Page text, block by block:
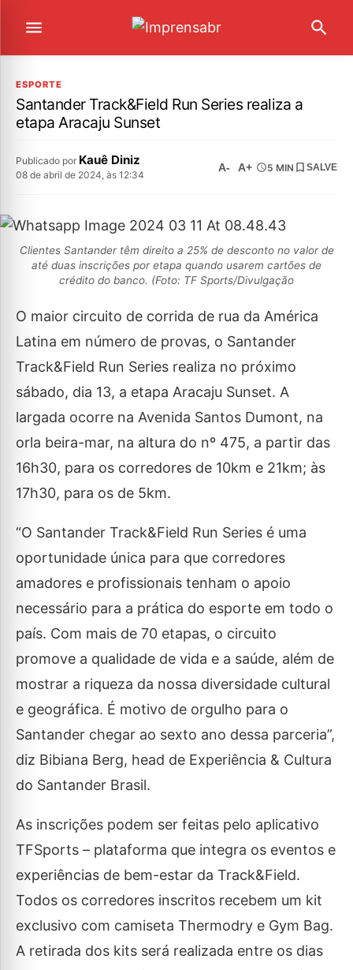
ESPORTE
Santander Track&Field Run Series realiza a
etapa Aracaju Sunset
Publicado por Kauê Diniz
08 de abril de 2024, às 12:34
A- A+ 5 MIN SALVE
Clientes Santander têm direito a 25% de desconto no valor de
até duas inscrições por etapa quando usarem cartões de
crédito do banco. (Foto: TF Sports/Divulgação
O maior circuito de corrida de rua da América
Latina em número de provas, o Santander
Track&Field Run Series realiza no próximo
sábado, dia 13, a etapa Aracaju Sunset. A
largada ocorre na Avenida Santos Dumont, na
orla beira-mar, na altura do nº 475, a partir das
16h30, para os corredores de 10km e 21km; às
17h30, para os de 5km.
“O Santander Track&Field Run Series é uma
oportunidade única para que corredores
amadores e profissionais tenham o apoio
necessário para a prática do esporte em todo o
país. Com mais de 70 etapas, o circuito
promove a qualidade de vida e a saúde, além de
mostrar a riqueza da nossa diversidade cultural
e geográfica. É motivo de orgulho para o
Santander chegar ao sexto ano dessa parceria”,
diz Bibiana Berg, head de Experiência & Cultura
do Santander Brasil.
As inscrições podem ser feitas pelo aplicativo
TFSports – plataforma que integra os eventos e
experiências de bem-estar da Track&Field.
Todos os corredores inscritos recebem um kit
exclusivo com camiseta Thermodry e Gym Bag.
A retirada dos kits será realizada entre os dias